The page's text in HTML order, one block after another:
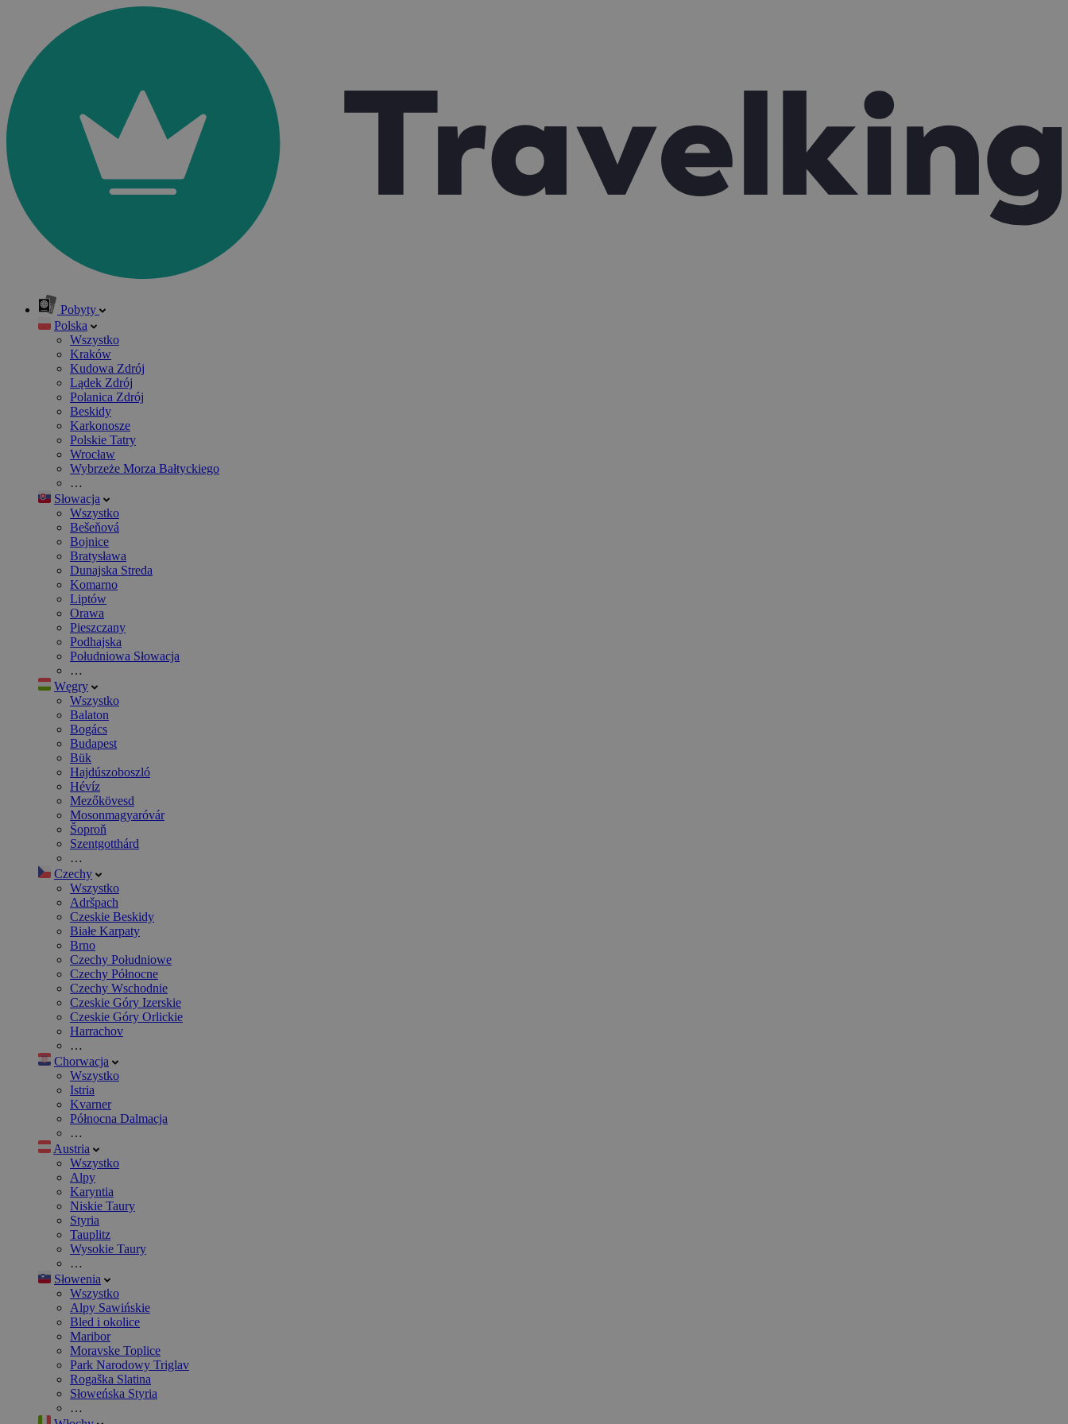
Pobyty
Polska
Wszystko
Kraków
Kudowa Zdrój
Lądek Zdrój
Polanica Zdrój
Beskidy
Karkonosze
Polskie Tatry
Wrocław
Wybrzeże Morza Bałtyckiego
…
Słowacja
Wszystko
Bešeňová
Bojnice
Bratysława
Dunajska Streda
Komarno
Liptów
Orawa
Pieszczany
Podhajska
Południowa Słowacja
…
Węgry
Wszystko
Balaton
Bogács
Budapest
Bük
Hajdúszoboszló
Hévíz
Mezőkövesd
Mosonmagyaróvár
Šoproň
Szentgotthárd
…
Czechy
Wszystko
Adršpach
Czeskie Beskidy
Białe Karpaty
Brno
Czechy Południowe
Czechy Północne
Czechy Wschodnie
Czeskie Góry Izerskie
Czeskie Góry Orlickie
Harrachov
…
Chorwacja
Wszystko
Istria
Kvarner
Północna Dalmacja
…
Austria
Wszystko
Alpy
Karyntia
Niskie Taury
Styria
Tauplitz
Wysokie Taury
…
Słowenia
Wszystko
Alpy Sawińskie
Bled i okolice
Maribor
Moravske Toplice
Park Narodowy Triglav
Rogaška Slatina
Słoweńska Styria
…